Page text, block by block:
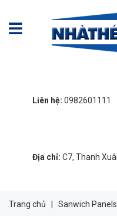
Liên hệ: 0982601111
Địa chỉ: C7, Thanh
Trang chủ Sanwich Panels